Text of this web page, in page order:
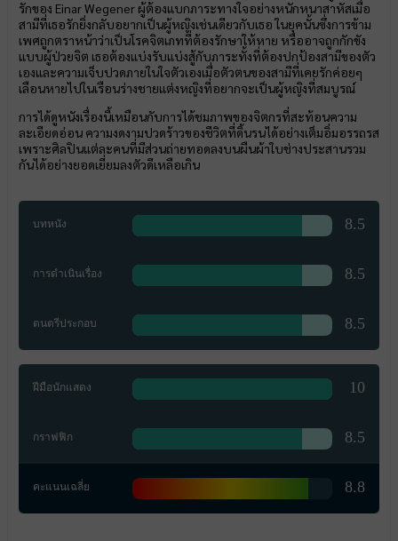
รักของ Einar Wegener ผู้ต้องแบกภาระทางใจอย่างหนักหนาสาหัสเมื่อ
สามีที่เธอรักยิ่งกลับอยากเป็นผู้หญิงเช่นเดียวกับเธอ ในยุคนั้นซึ่งการข้าม
เพศถูกตราหน้าว่าเป็นโรคจิตเภทที่ต้องรักษาให้หาย หรืออาจถูกกักขัง
แบบผู้ป่วยจิต เธอต้องแบ่งรับแบ่งสู้กับภาระทั้งที่ต้องปกป้องสามีของตัว
เองและความเจ็บปวดภายในใจตัวเองเมื่อตัวตนของสามีที่เคยรักค่อยๆ
เลือนหายไปในเรือนร่างชายแต่งหญิงที่อยากจะเป็นผู้หญิงที่สมบูรณ์
การได้ดูหนังเรื่องนี้เหมือนกับการได้ชมภาพของจิตกรที่สะท้อนความ
ละเอียดอ่อน ความงดงามปวดร้าวของชีวิตที่ดิ้นรนได้อย่างเต็มอิ่มอรรถรส
เพราะศิลปินแต่ละคนที่มีส่วนถ่ายทอดลงบนผืนผ้าใบช่างประสานรวม
กันได้อย่างยอดเยี่ยมลงตัวดีเหลือเกิน
บทหนัง 8.5
การดำเนินเรื่อง 8.5
ดนตรีประกอบ 8.5
ฝีมือนักแสดง 10
กราฟฟิก 8.5
คะแนนเฉลี่ย 8.8